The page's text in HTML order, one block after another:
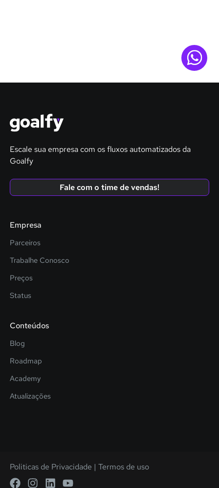
Escale sua empresa com os fluxos automatizados da
Goalfy
Fale com o time de vendas!
Empresa
Parceiros
Trabalhe Conosco
Preços
Status
Conteúdos
Blog
Roadmap
Academy
Atualizações
Politicas de Privacidade | Termos de uso